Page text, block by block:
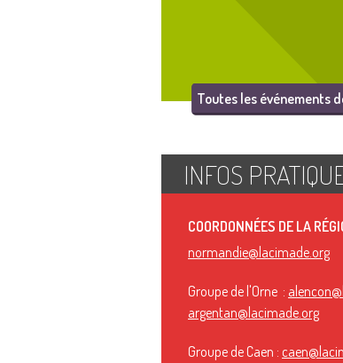
Toutes les événements
INFOS
COORDONNÉES DE LA
normandie@lacimade.org
Groupe de l'Orne :
argentan@lacimade.org
Groupe de Caen :